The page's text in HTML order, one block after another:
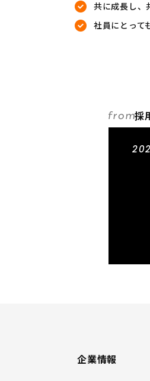
共に成長し、
社員にとって
採
企業情報